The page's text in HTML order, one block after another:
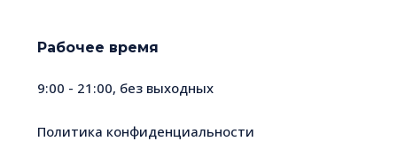
Рабочее время
9:00 - 21:00, без выходных
Политика конфиденциальности